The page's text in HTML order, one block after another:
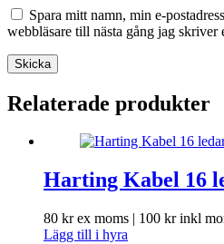
Spara mitt namn, min e-
webbläsare till nästa gång jag skriver
Skicka
Relaterade produkter
Harting Kabel 16
80 krex moms | 100 krinkl
Lägg till i hyra